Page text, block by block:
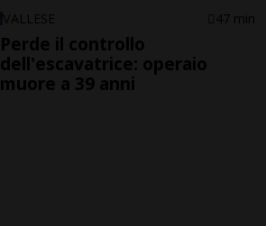
VALLESE 47 min
Perde il controllo
dell'escavatrice: operaio
muore a 39 anni